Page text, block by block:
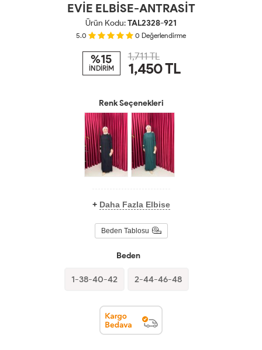
EVİE ELBİSE-ANTRASİT
Ürün Kodu:TAL2328-921
5.0 0 Değerlendirme
%15
İNDİRİM
1,711 TL
1,450TL
Renk Seçenekleri
+ Daha Fazla Elbise
Beden Tablosu
Beden
1-38-40-42 2-44-46-48